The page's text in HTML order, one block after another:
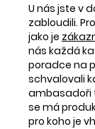
U nás jste v
zabloudili.
jako je
nás každá
poradce na
schvalovali
ambasadoři
se má
pro koho je